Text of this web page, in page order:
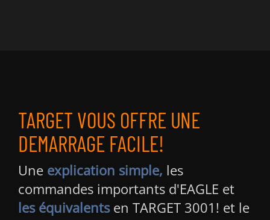
TARGET VOUS OFFRE UNE
DEMARRAGE FACILE!
Une explication simple, les
commandes importants d'EAGLE et
les équivalents en TARGET 3001! et le